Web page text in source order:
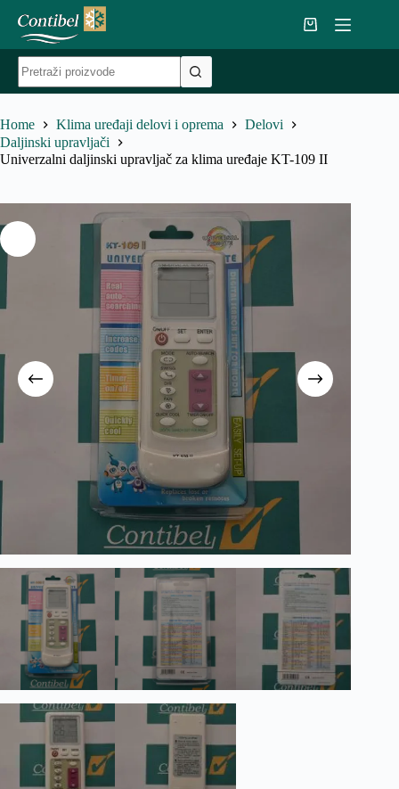
content
Shopping
cart
results
Home Klima uređaji delovi i oprema
Delovi
Daljinski upravljači
Univerzalni daljinski upravljač za klima uređaje KT-109 II